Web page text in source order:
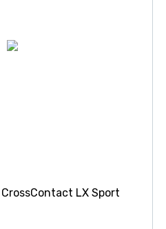
LX Sport